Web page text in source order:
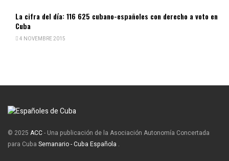
La cifra del día: 116 625 cubano-españoles con derecho a voto en
Cuba
4 NOVEMBRE 2015
© 2025 ACC- Una publicación de la Asociación Autonomía Concertada
para Cuba Semanario - Cuba Española .